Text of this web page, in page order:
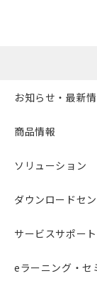
お知らせ・最新
商品情報
ソリューション
ダウンロードセ
サービスサポート
eラーニング・セ